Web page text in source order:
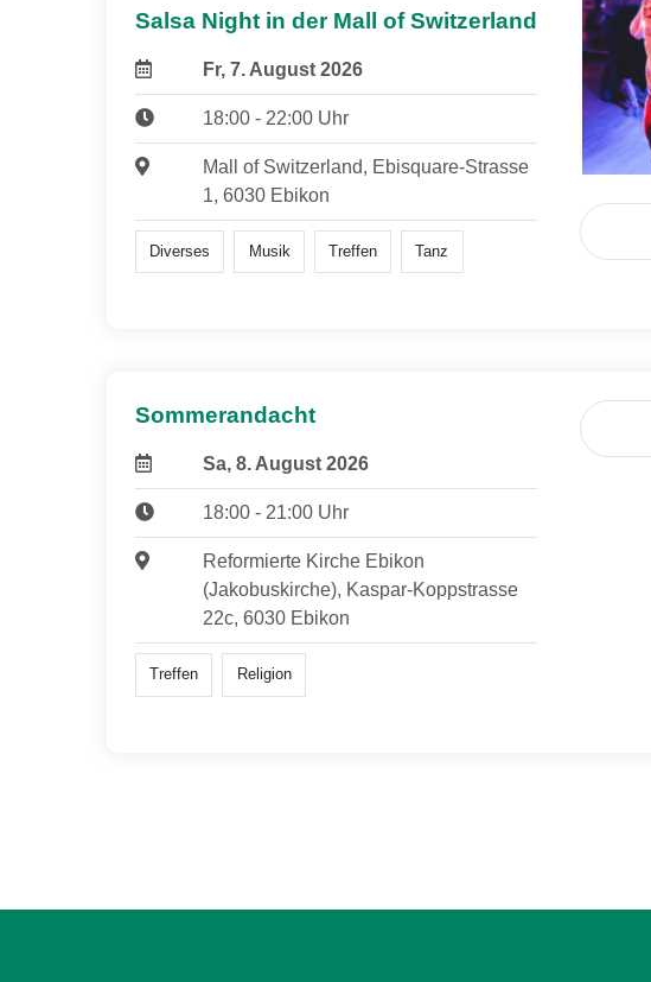
Salsa Night in der Mall of Switzerland
Fr, 7. August 2026
18:00 - 22:00 Uhr
Mall of Switzerland, Ebisquare-Strasse
1, 6030 Ebikon
Diverses Musik Treffen Tanz
Sommerandacht
Sa, 8. August 2026
18:00 - 21:00 Uhr
Reformierte Kirche Ebikon
(Jakobuskirche), Kaspar-Koppstrasse
22c, 6030 Ebikon
Treffen Religion